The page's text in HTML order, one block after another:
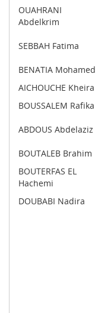
OUAHRANI
Abdelkrim
SEBBAH Fatima
BENATIA Mohamed
AICHOUCHE Kheira
BOUSSALEM Rafika
ABDOUS Abdelaziz
BOUTALEB Brahim
BOUTERFAS EL
Hachemi
DOUBABI Nadira